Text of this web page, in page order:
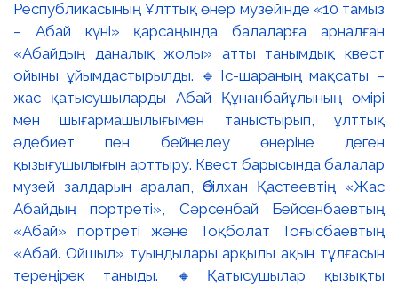
Республикасының Ұлттық өнер музейінде «10 тамыз
– Абай күні» қарсаңында балаларға арналған
«Абайдың даналық жолы» атты танымдық квест
ойыны ұйымдастырылды. 🔹Іс-шараның мақсаты –
жас қатысушыларды Абай Құнанбайұлының өмірі
мен шығармашылығымен таныстырып, ұлттық
әдебиет пен бейнелеу өнеріне деген
қызығушылығын арттыру. Квест барысында балалар
музей залдарын аралап, Әбілхан Қастеевтің «Жас
Абайдың портреті», Сәрсенбай Бейсенбаевтың
«Абай» портреті және Тоқболат Тоғысбаевтың
«Абай. Ойшыл» туындылары арқылы ақын тұлғасын
тереңірек таныды. 🔸Қатысушылар қызықты